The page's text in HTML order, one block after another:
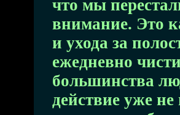
что мы
внимание. Это
и ухода за
ежедневно
большинства
действие уже не